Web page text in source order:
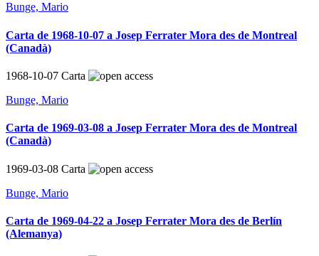
Bunge, Mario
Carta de 1968-10-07 a Josep Ferrater Mora des de Montreal
(Canadà)
1968-10-07 Carta
Bunge, Mario
Carta de 1969-03-08 a Josep Ferrater Mora des de Montreal
(Canadà)
1969-03-08 Carta
Bunge, Mario
Carta de 1969-04-22 a Josep Ferrater Mora des de Berlín
(Alemanya)